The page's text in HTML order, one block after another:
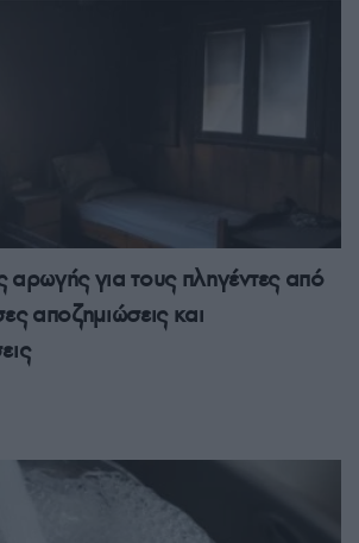
αρωγής για τους πληγέντες από
αποζημιώσεις και